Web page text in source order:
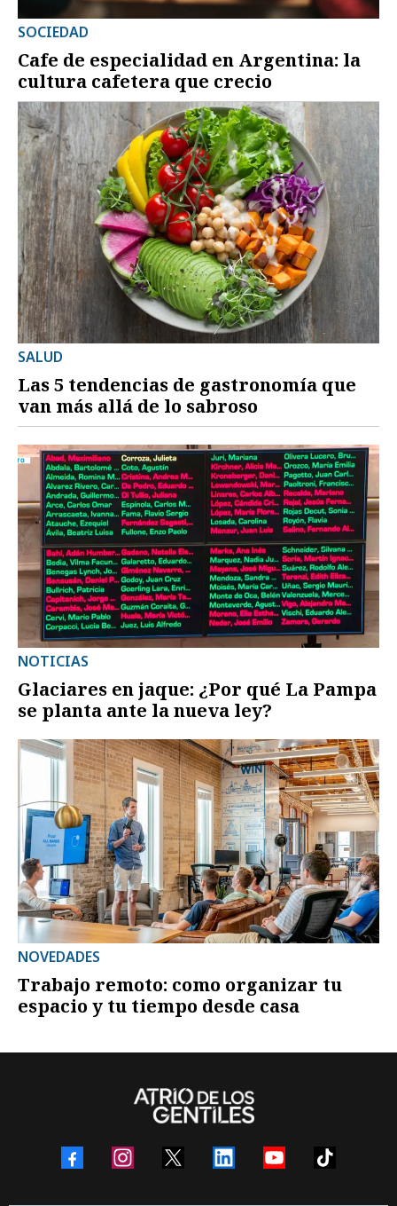
SOCIEDAD
Cafe de especialidad en Argentina: la
cultura cafetera que crecio
SALUD
Las 5 tendencias de gastronomía que
van más allá de lo sabroso
NOTICIAS
Glaciares en jaque: ¿Por qué La Pampa
se planta ante la nueva ley?
NOVEDADES
Trabajo remoto: como organizar tu
espacio y tu tiempo desde casa